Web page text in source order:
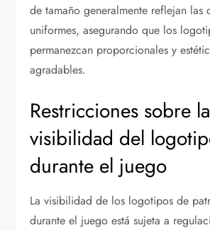
de tamaño generalmente reflejan las
uniformes, asegurando que los
permanezcan proporcionales y
agradables.
Restricciones sobre la
visibilidad del
durante el juego
La visibilidad de los logotipos de
durante el juego está sujeta a